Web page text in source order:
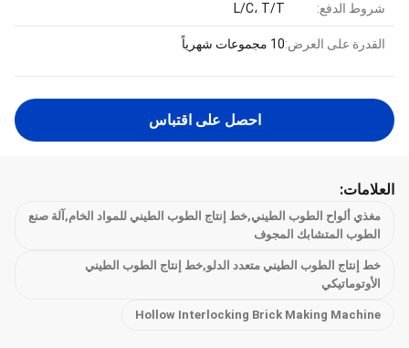
شروط الدفع: L/C، T/T
القدرة على العرض:10 مجموعات شهرياً
احصل على اقتباس
العلامات:
مغذي ألواح الطوب الطيني,خط إنتاج الطوب الطيني للمواد الخام,آلة صنع
الطوب المتشابك المجوف
خط إنتاج الطوب الطيني متعدد الدلو,خط إنتاج الطوب الطيني
الأوتوماتيكي
Hollow Interlocking Brick Making Machine